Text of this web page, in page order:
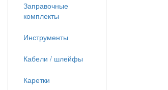
Заправочные
комплекты
Инструменты
Кабели / шлейфы
Каретки